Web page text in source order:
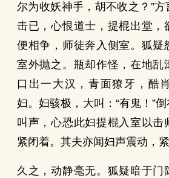
尔为收妖神手，胡不收之？”
击已，心恨道士，提棍出堂，
便相争，师徒奔入侧室。狐疑
室外抛之。瓶却作怪，在地乱
口出一大汉，青面獠牙，酷
妇。妇骇极，大叫：“有鬼！”
叫声，心恐此妇提棍入室以击
紧闭着。其夫亦闻妇声震动，紧
久之，动静毫无。狐疑暗于门